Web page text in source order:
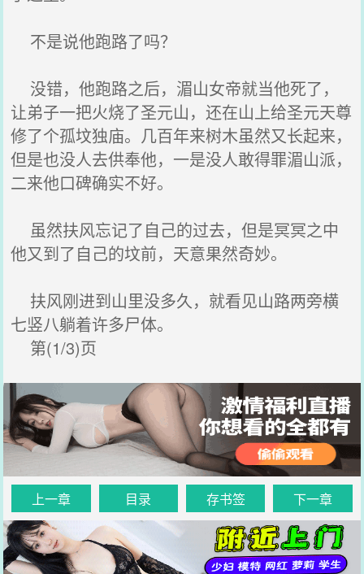
不是说他跑路了吗？
没错，他跑路之后，湄山女帝就当他死了，
让弟子一把火烧了圣元山，还在山上给圣元天尊
修了个孤坟独庙。几百年来树木虽然又长起来，
但是也没人去供奉他，一是没人敢得罪湄山派，
二来他口碑确实不好。
虽然扶风忘记了自己的过去，但是冥冥之中
他又到了自己的坟前，天意果然奇妙。
扶风刚进到山里没多久，就看见山路两旁横
七竖八躺着许多尸体。
第(1/3)页
上一章 目录 存书签 下一章